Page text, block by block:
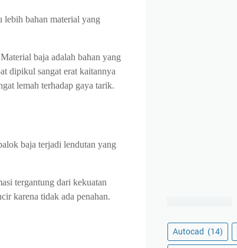
lebih bahan material yang
baja adalah bahan yang
dipikul sangat erat kaitannya
lemah terhadap gaya tarik.
baja terjadi lendutan yang
tergantung dari kekuatan
karena tidak ada penahan.
Autocad (14)